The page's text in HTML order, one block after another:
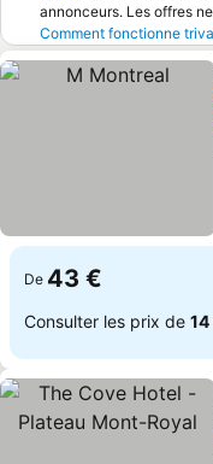
annonceurs. Les offres
Comment fonctionne
De 43 €
Consulter les prix de